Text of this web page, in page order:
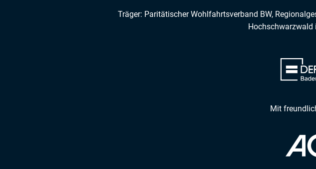
Träger: Paritätischer Wohlfahrtsverband BW,
Hochschwarzwald
Mit